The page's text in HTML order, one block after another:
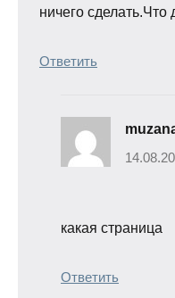
ничего сделать.Что
Ответить
какая страница
Ответить